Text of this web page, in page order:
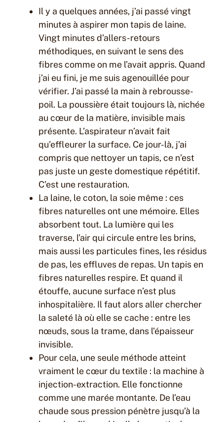
Il y a quelques années, j’ai passé vingt
minutes à aspirer mon tapis de laine.
Vingt minutes d’allers-retours
méthodiques, en suivant le sens des
fibres comme on me l’avait appris. Quand
j’ai eu fini, je me suis agenouillée pour
vérifier. J’ai passé la main à rebrousse-
poil. La poussière était toujours là, nichée
au cœur de la matière, invisible mais
présente. L’aspirateur n’avait fait
qu’effleurer la surface. Ce jour-là, j’ai
compris que nettoyer un tapis, ce n’est
pas juste un geste domestique répétitif.
C’est une restauration.
La laine, le coton, la soie même : ces
fibres naturelles ont une mémoire. Elles
absorbent tout. La lumière qui les
traverse, l’air qui circule entre les brins,
mais aussi les particules fines, les résidus
de pas, les effluves de repas. Un tapis en
fibres naturelles respire. Et quand il
étouffe, aucune surface n’est plus
inhospitalière. Il faut alors aller chercher
la saleté là où elle se cache : entre les
nœuds, sous la trame, dans l’épaisseur
invisible.
Pour cela, une seule méthode atteint
vraiment le cœur du textile : la machine à
injection-extraction. Elle fonctionne
comme une marée montante. De l’eau
chaude sous pression pénètre jusqu’à la